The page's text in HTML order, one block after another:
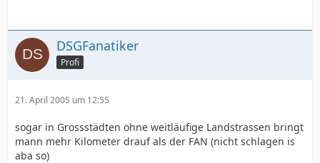
DSGFanatiker
Profi
21. April 2005 um 12:55
sogar in Grossstädten ohne weitläufige Landstrassen bringt
mann mehr Kilometer drauf als der FAN (nicht schlagen is
aba so)